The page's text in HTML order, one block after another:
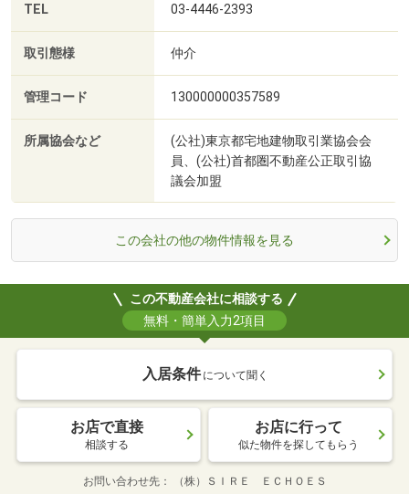
TEL 03-4446-2393
取引態様 仲介
管理コード 130000000357589
所属協会など
(公社)東京都宅地建物取引業協会会
員、(公社)首都圏不動産公正取引協
議会加盟
この会社の他の物件情報を見る
この不動産会社に相談する
無料・簡単入力2項目
入居条件 について聞く
お店で直接
相談する
お店に行って
似た物件を探してもらう
お問い合わせ先 （株）ＳＩＲＥ ＥＣＨＯＥＳ